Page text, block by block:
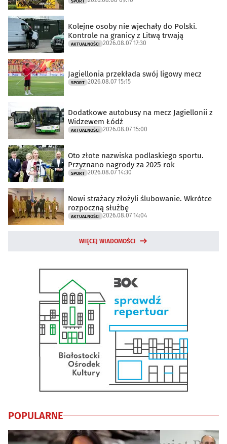
Kolejne osoby nie wjechały do Polski.
Kontrole na granicy z Litwą trwają
AKTUALNOŚCI 2026.08.07 17:30
Jagiellonia przekłada swój ligowy mecz
SPORT 2026.08.07 15:15
Dodatkowe autobusy na mecz Jagiellonii z
Widzewem Łódź
AKTUALNOŚCI 2026.08.07 15:00
Oto złote nazwiska podlaskiego sportu.
Przyznano nagrody za 2025 rok
SPORT 2026.08.07 14:30
Nowi strażacy złożyli ślubowanie. Wkrótce
rozpoczną służbę
AKTUALNOŚCI 2026.08.07 14:04
WIĘCEJ WIADOMOŚCI
POPULARNE